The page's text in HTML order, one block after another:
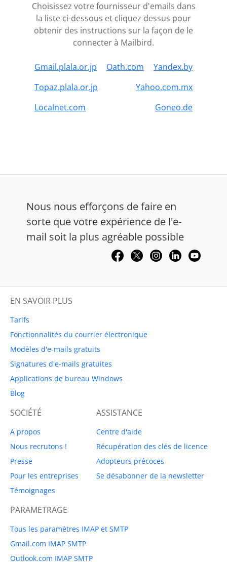
Choisissez votre fournisseur d'emails dans
la liste ci-dessous et cliquez dessus pour
obtenir des instructions sur la façon de le
connecter à Mailbird.
Gmail.plala.or.jp Oath.com
Yandex.by
Topaz.plala.or.jp
Yahoo.com.mx
Localnet.com
Goneo.de
Nous nous efforçons de faire en
sorte que votre expérience de l'e-
mail soit la plus agréable possible
EN SAVOIR PLUS
Tarifs
Fonctionnalités du courrier électronique
Modèles d'e-mails gratuits
Signatures d'e-mails gratuites
Applications de bureau Windows
Blog
SOCIÉTÉ
A propos
Nous recrutons !
Presse
Pour les entreprises
Témoignages
ASSISTANCE
Centre d'aide
Récupération des clés de licence
Adopteurs précoces
Se désabonner de la newsletter
PARAMETRAGE
Tous les paramètres IMAP et SMTP
Gmail.com IMAP SMTP
Outlook.com IMAP SMTP